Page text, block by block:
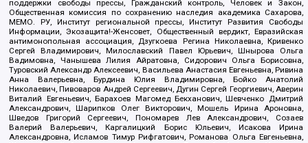
поддержки свободы прессы, Гражданский контроль, Человек и Закон,
Общественная комиссия по сохранению наследия академика Сахарова,
МЕМО. РУ, Институт региональной прессы, Институт Развития Свободы
Информации, Экозащита!-Женсовет, Общественный вердикт, Евразийская
антимонопольная ассоциация, Дзугкоева Регина Николаевна, Кривенко
Сергей Владимирович, Милославский Павел Юрьевич, Шнырова Ольга
Вадимовна, Чанышева Лилия Айратовна, Сидорович Ольга Борисовна,
Туровский Александр Алексеевич, Васильева Анастасия Евгеньевна, Ривина
Анна Валерьевна, Бурдина Юлия Владимировна, Бойко Анатолий
Николаевич, Пивоваров Андрей Сергеевич, Дугин Сергей Георгиевич, Аверин
Виталий Евгеньевич, Барахоев Магомед Бекханович, Шевченко Дмитрий
Александрович, Шарипков Олег Викторович, Мошель Ирина Ароновна,
Шведов Григорий Сергеевич, Пономарев Лев Александрович, Созаев
Валерий Валерьевич, Каргалицкий Борис Юльевич, Исакова Ирина
Александровна, Исламов Тимур Рифгатович, Романова Ольга Евгеньевна,